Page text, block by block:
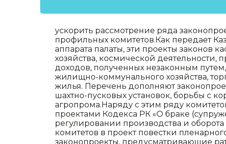
ускорить рассмотрение ряда
профильных комитетов.Как передает
аппарата палаты, эти проекты законов
хозяйства, космической
доходов, полученных незаконным
жилищно-коммунального хозяйства,
жилья. Перечень дополняют
шахтно-пусковых установок, борьбы с
агропрома.Наряду с этим ряду
проектами Кодекса РК «О браке
регулировании производства и
комитетов в проект повестки
законопроекты, предусматривающие